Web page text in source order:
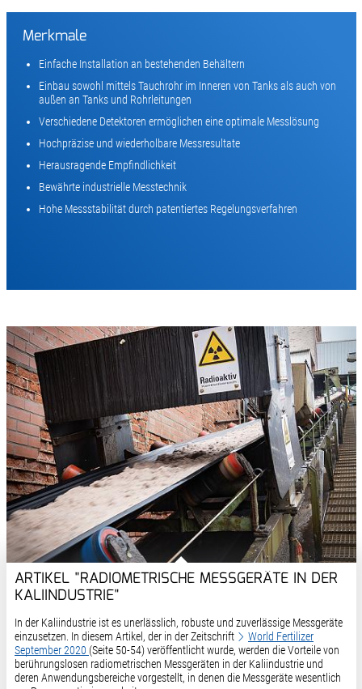
Merkmale
Einfache Installation an bestehenden Behältern
Einbau sowohl mittels Tauchrohr im Inneren von Tanks als auch von
außen an Tanks und Rohrleitungen
Verschiedene Detektoren ermöglichen eine optimale Messlösung
Hochpräzise und wiederholbare Messresultate
Herausragende Empfindlichkeit
Bewährte industrielle Messtechnik
Hohe Messstabilität durch patentiertes Regelungsverfahren
ARTIKEL "RADIOMETRISCHE MESSGERÄTE IN DER
KALIINDUSTRIE"
In der Kaliindustrie ist es unerlässlich, robuste und zuverlässige Messgeräte
einzusetzen. In diesem Artikel, der in der Zeitschrift
World Fertilizer
September 2020 (Seite 50-54) veröffentlicht wurde, werden die Vorteile von
berührungslosen radiometrischen Messgeräten in der Kaliindustrie und
deren Anwendungsbereiche vorgestellt, in denen die Messgeräte wesentlich